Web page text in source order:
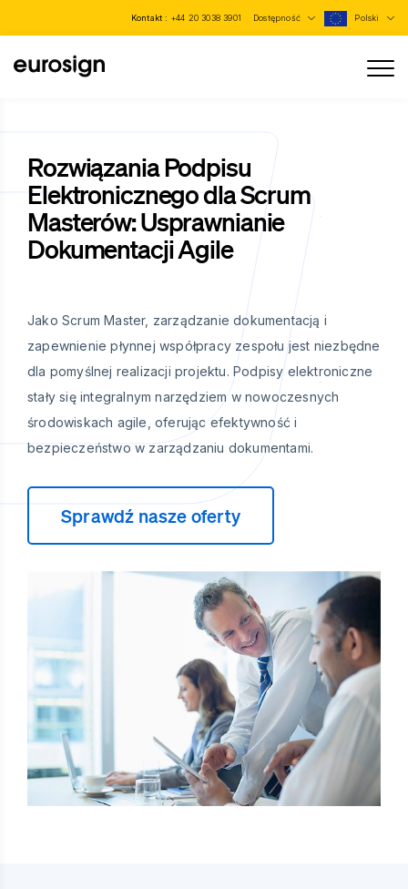
Kontakt : +44 20 3038 3901 Dostępność Polski
Rozwiązania Podpisu
Elektronicznego dla Scrum
Masterów: Usprawnianie
Dokumentacji Agile
Jako Scrum Master, zarządzanie dokumentacją i
zapewnienie płynnej współpracy zespołu jest niezbędne
dla pomyślnej realizacji projektu. Podpisy elektroniczne
stały się integralnym narzędziem w nowoczesnych
środowiskach agile, oferując efektywność i
bezpieczeństwo w zarządzaniu dokumentami.
Sprawdź nasze oferty